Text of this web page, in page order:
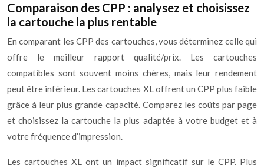
Comparaison des CPP : analysez et choisissez
la cartouche la plus rentable
En comparant les CPP des cartouches, vous déterminez celle qui
offre le meilleur rapport qualité/prix. Les cartouches
compatibles sont souvent moins chères, mais leur rendement
peut être inférieur. Les cartouches XL offrent un CPP plus faible
grâce à leur plus grande capacité. Comparez les coûts par page
et choisissez la cartouche la plus adaptée à votre budget et à
votre fréquence d’impression.
Les cartouches XL ont un impact significatif sur le CPP. Plus